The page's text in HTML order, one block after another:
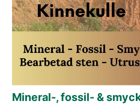
Mineral-, fossil- &